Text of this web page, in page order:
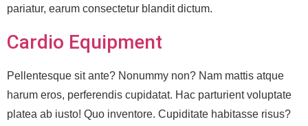
pariatur, earum consectetur blandit dictum.
Cardio Equipment
Pellentesque sit ante? Nonummy non? Nam mattis atque
harum eros, perferendis cupidatat. Hac parturient voluptate
platea ab iusto! Quo inventore. Cupiditate habitasse risus?